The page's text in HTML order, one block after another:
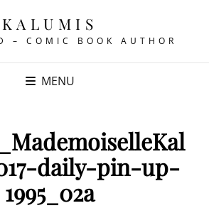
KALUMIS
– COMIC BOOK AUTHOR
MENU
daily-pin-up-
1995_02a